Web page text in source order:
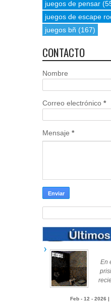
juegos de pensar
juegos de escape
juegos bñ (167)
CONTACTO
Nombre
Correo electrónico *
Mensaje *
En
Feb - 12 - 2026 |